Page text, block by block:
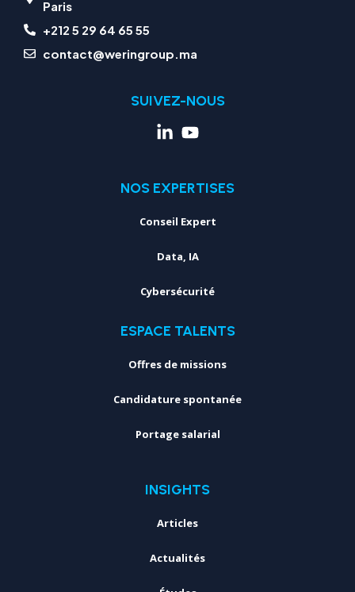
Paris
+212 5 29 64 65 55
contact@weringroup.ma
SUIVEZ-NOUS
NOS EXPERTISES
Conseil Expert
Data, IA
Cybersécurité
ESPACE TALENTS
Offres de missions
Candidature spontanée
Portage salarial
INSIGHTS
Articles
Actualités